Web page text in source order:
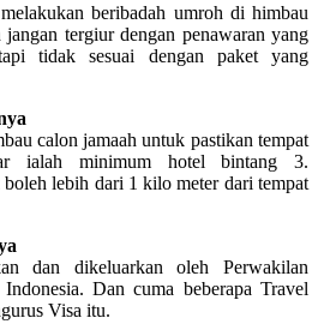
beribadah umroh di himbau
tergiur dengan penawaran yang
tidak sesuai dengan paket yang
calon jamaah untuk pastikan tempat
ialah minimum hotel bintang 3.
lebih dari 1 kilo meter dari tempat
dan dikeluarkan oleh Perwakilan
Dan cuma beberapa Travel
Visa itu.